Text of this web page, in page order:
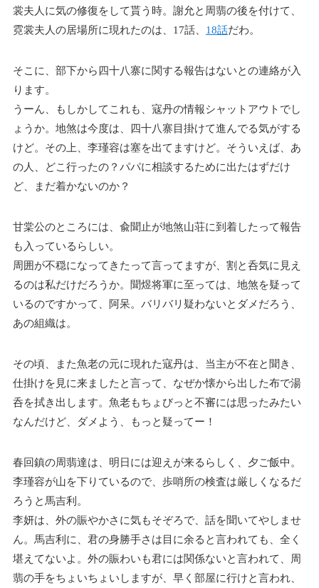
裳夫人に気の修復をして貰う時。謝允と周翡の後を付けて、
霓裳夫人の居場所に現れたのは、17話、 18話だわ。
そこに、部下から四十八寨に関する報告はないとの連絡が入
ります。
うーん、もしかしてこれも、寇丹の情報シャットアウトでし
ょうか。地煞は今度は、四十八寨目掛けて進んでる気がする
けど。その上、李瑾容は塞を出てますけど。そういえば、あ
の人、どこ行ったの？パパに相談するために出たはずだけ
ど、まだ着かないのか？
甘棠公のところには、兪聞止が地煞山荘に到着したって報告
も入っているらしい。
周囲が不穏になってきたって言ってますが、割と呑気に見え
るのは私だけだろうか。聞煜将軍に至っては、地煞を疑って
いるのですかって、阿呆。バリバリ疑わないとダメだろう、
あの組織は。
その頃、また魚老の元に現れた寇丹は、当主が不在と聞き、
仕掛けを見に来ましたと言って、なぜか懐から出した布で湯
呑を拭き出します。魚老もちょびっと不審には思ったみたい
なんだけど、ダメよう、もっと疑ってー！
春回鎮の周翡達は、明日には迎えが来るらしく、夕ご飯中。
李瑾容が山を下りているので、歩哨所の検査は厳しくなるだ
ろうと馬吉利。
李妍は、外の賑やかさに気もそぞろで、話を聞いてやしませ
ん。馬吉利に、君の身勝手さは目に余ると言われても、全く
堪えてないよ。外の賑わいも君には関係ないと言われて、周
翡の手をちょいちょいしますが、早く部屋に行けと言われ、